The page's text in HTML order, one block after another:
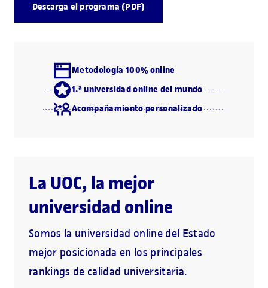
Descarga el programa (PDF)
Metodología 100% online
1.ª universidad online del mundo
Acompañamiento personalizado
La UOC, la mejor
universidad online
Somos la universidad online del Estado
mejor posicionada en los principales
rankings de calidad universitaria.